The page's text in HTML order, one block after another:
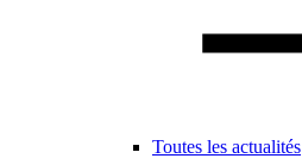
Toutes les actualités